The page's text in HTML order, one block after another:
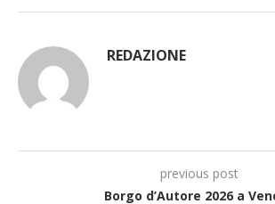
REDAZIONE
previous post
Borgo d’Autore 2026 a